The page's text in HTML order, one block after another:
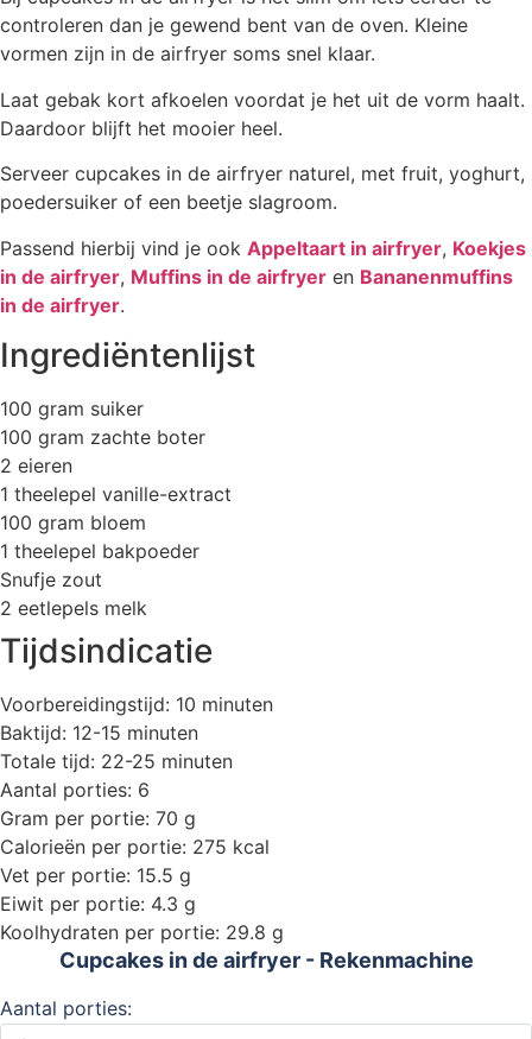
controleren dan je gewend bent van de oven. Kleine
vormen zijn in de airfryer soms snel klaar.
Laat gebak kort afkoelen voordat je het uit de vorm haalt.
Daardoor blijft het mooier heel.
Serveer cupcakes in de airfryer naturel, met fruit, yoghurt,
poedersuiker of een beetje slagroom.
Passend hierbij vind je ook Appeltaart in airfryer, Koekjes
in de airfryer, Muffins in de airfryer en Bananenmuffins
in de airfryer.
Ingrediëntenlijst
100 gram suiker
100 gram zachte boter
2 eieren
1 theelepel vanille-extract
100 gram bloem
1 theelepel bakpoeder
Snufje zout
2 eetlepels melk
Tijdsindicatie
Voorbereidingstijd: 10 minuten
Baktijd: 12-15 minuten
Totale tijd: 22-25 minuten
Aantal porties: 6
Gram per portie: 70 g
Calorieën per portie: 275 kcal
Vet per portie: 15.5 g
Eiwit per portie: 4.3 g
Koolhydraten per portie: 29.8 g
Cupcakes in de airfryer - Rekenmachine
Aantal porties: